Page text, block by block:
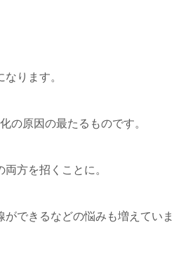
ります。
原因の最たるものです。
方を招くことに。
できるなどの悩みも増えていま